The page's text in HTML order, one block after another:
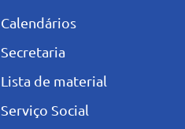
Calendários
Secretaria
L ista de material
Serviço Social